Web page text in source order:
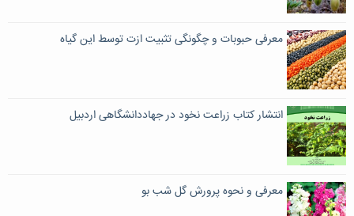
معرفی حبوبات و چگونگی تثبیت ازت توسط این گیاه
انتشار کتاب زراعت نخود در جهاددانشگاهی اردبیل
معرفی و نحوه‌ پرورش گل شب بو